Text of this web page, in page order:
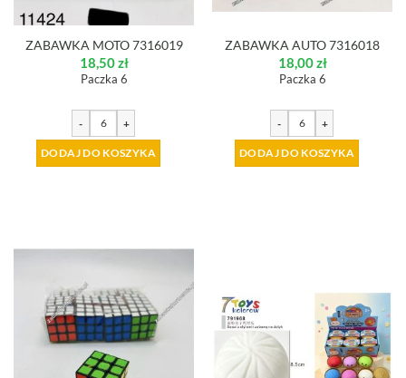
ZABAWKA MOTO 7316019
18,50zł
Paczka 6
- +
DODAJ DO KOSZYKA
ZABAWKA AUTO 7316018
18,00zł
Paczka 6
- +
DODAJ DO KOSZYKA